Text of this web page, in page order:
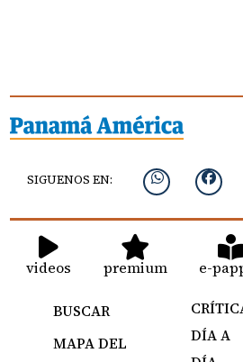
SIGUENOS EN:
videos premium e-
BUSCAR
MAPA DEL
DÍA A